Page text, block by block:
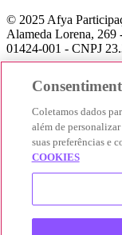
© 2025 Afya
Alameda Lorena, 269
01424-001 - CNPJ
Coletamos dados
além de
suas preferências e
COOKIES